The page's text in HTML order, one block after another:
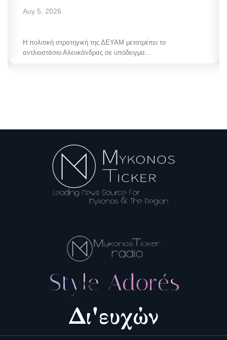
Αυγ 5, 2026
Η πολιτική στρατηγική της ΔΕΥΑΜ μετατρέπει το
αντλιοστάσιο Αλευκάνδρας σε υπόδειγμα...